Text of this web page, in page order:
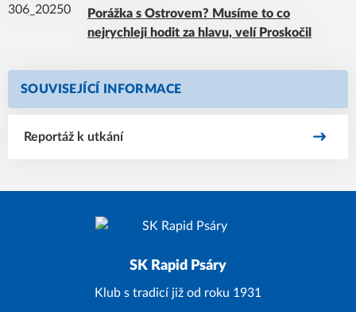
Porážka s Ostrovem? Musíme to co
nejrychleji hodit za hlavu, velí Proskočil
SOUVISEJÍCÍ INFORMACE
Reportáž k utkání
SK Rapid Psáry
Klub s tradicí již od roku 1931